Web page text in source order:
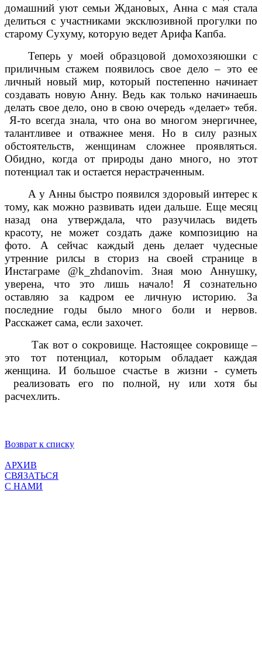
домашний уют семьи Ждановых, Анна с мая стала
делиться с участниками эксклюзивной прогулки по
старому Сухуму, которую ведет Арифа Капба.
Теперь у моей образцовой домохозяюшки с
приличным стажем появилось свое дело – это ее
личный новый мир, который постепенно начинает
создавать новую Анну. Ведь как только начинаешь
делать свое дело, оно в свою очередь «делает» тебя.
Я-то всегда знала, что она во многом энергичнее,
талантливее и отважнее меня. Но в силу разных
обстоятельств, женщинам сложнее проявляться.
Обидно, когда от природы дано много, но этот
потенциал так и остается нерастраченным.
А у Анны быстро появился здоровый интерес к
тому, как можно развивать идеи дальше. Еще месяц
назад она утверждала, что разучилась видеть
красоту, не может создать даже композицию на
фото. А сейчас каждый день делает чудесные
утренние рилсы в сториз на своей странице в
Инстаграме @k_ zhdanovim. Зная мою Аннушку,
уверена, что это лишь начало! Я сознательно
оставляю за кадром ее личную историю. За
последние годы было много боли и нервов.
Расскажет сама, если захочет.
Так вот о сокровище. Настоящее сокровище –
это тот потенциал, которым обладает каждая
женщина. И большое счастье в жизни - суметь
реализовать его по полной, ну или хотя бы
расчехлить.
Возврат к списку
АРХИВ
СВЯЗАТЬСЯ
С НАМИ